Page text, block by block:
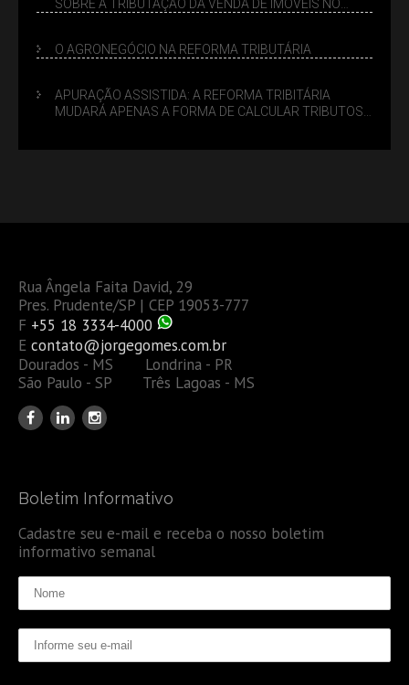
SOBRE A TRIBUTAÇÃO DA VENDA DE IMÓVEIS NO
O AGRONEGÓCIO NA REFORMA TRIBUTÁRIA
APURAÇÃO ASSISTIDA: A REFORMA TRIBITÁRIA
MUDARÁ APENAS A FORMA DE CALCULAR TRIBUTOS
Rua Ângela Faita David, 29
Pres. Prudente/SP | CEP 19053-777
F +55 18 3334-4000
E contato@jorgegomes.com.br
Dourados - MS Londrina - PR
São Paulo - SP Três Lagoas - MS
Boletim Informativo
Cadastre seu e-mail e receba o nosso boletim
informativo semanal